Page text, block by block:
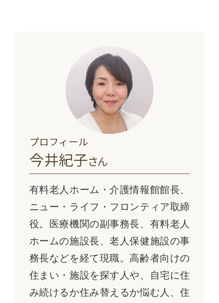
プロフィール
今井紀子さん
有料老人ホーム・介護情報館館長、
ニュー・ライフ・フロンティア取締
役。医療機関の副事務長、有料老人
ホームの施設長、老人保健施設の事
務長などを経て現職。高齢者向けの
住まい・施設を探す人や、自宅に住
み続けるか住み替えるか悩む人、住